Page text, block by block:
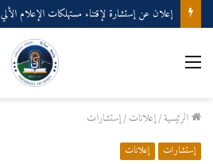
إعلان عن إستشارة لإقتناء مستهلكات الإعلام الألي
القائمة
الرئيسية/إعلانات/إستشارات
إستشارات إعلانات